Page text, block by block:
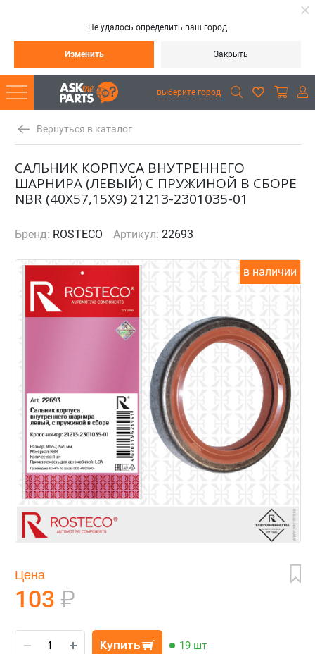
Не удалось определить ваш город
Изменить Закрыть
выберите город
Вернуться в каталог
САЛЬНИК КОРПУСА ВНУТРЕННЕГО
ШАРНИРА (ЛЕВЫЙ) С ПРУЖИНОЙ В СБОРЕ
NBR (40Х57,15Х9) 21213-2301035-01
Бренд: ROSTECO Артикул: 22693
в наличии
Цена
103 ₽
Купить 19 шт